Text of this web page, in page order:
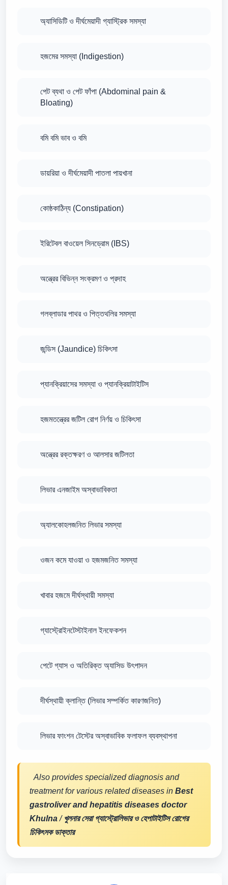
অ্যাসিডিটি ও দীর্ঘমেয়াদী গ্যাস্ট্রিক সমস্যা
হজমের সমস্যা (Indigestion)
পেট ব্যথা ও পেট ফাঁপা (Abdominal pain &
Bloating)
বমি বমি ভাব ও বমি
ডায়রিয়া ও দীর্ঘমেয়াদী পাতলা পায়খানা
কোষ্ঠকাঠিন্য (Constipation)
ইরিটেবল বাওয়েল সিনড্রোম (IBS)
অন্ত্রের বিভিন্ন সংক্রমণ ও প্রদাহ
গলব্লাডার পাথর ও পিত্তথলির সমস্যা
জন্ডিস (Jaundice) চিকিৎসা
প্যানক্রিয়াসের সমস্যা ও প্যানক্রিয়াটাইটিস
হজমতন্ত্রের জটিল রোগ নির্ণয় ও চিকিৎসা
অন্ত্রের রক্তক্ষরণ ও আলসার জটিলতা
লিভার এনজাইম অস্বাভাবিকতা
অ্যালকোহলজনিত লিভার সমস্যা
ওজন কমে যাওয়া ও হজমজনিত সমস্যা
খাবার হজমে দীর্ঘস্থায়ী সমস্যা
গ্যাস্ট্রোইনটেস্টাইনাল ইনফেকশন
পেটে গ্যাস ও অতিরিক্ত অ্যাসিড উৎপাদন
দীর্ঘস্থায়ী ক্লান্তি (লিভার সম্পর্কিত কারণজনিত)
লিভার ফাংশন টেস্টের অস্বাভাবিক ফলাফল ব্যবস্থাপনা
Also provides specialized diagnosis and
treatment for various related diseases in Best
gastroliver and hepatitis diseases doctor
Khulna/ খুলনার সেরা গ্যাস্ট্রোলিভার ও হেপাটাইটিস রোগের
চিকিৎসক ডাক্তার